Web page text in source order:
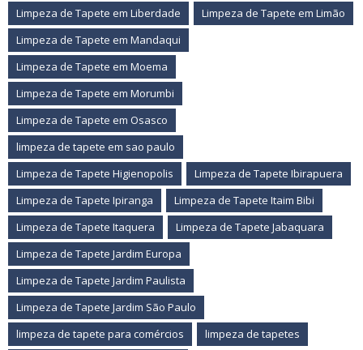
Limpeza de Tapete em Liberdade
Limpeza de Tapete em Limão
Limpeza de Tapete em Mandaqui
Limpeza de Tapete em Moema
Limpeza de Tapete em Morumbi
Limpeza de Tapete em Osasco
limpeza de tapete em sao paulo
Limpeza de Tapete Higienopolis
Limpeza de Tapete Ibirapuera
Limpeza de Tapete Ipiranga
Limpeza de Tapete Itaim Bibi
Limpeza de Tapete Itaquera
Limpeza de Tapete Jabaquara
Limpeza de Tapete Jardim Europa
Limpeza de Tapete Jardim Paulista
Limpeza de Tapete Jardim São Paulo
limpeza de tapete para comércios
limpeza de tapetes